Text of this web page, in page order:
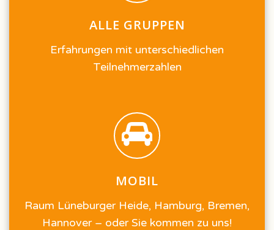
ALLE GRUPPEN
Erfahrungen mit unterschiedlichen
Teilnehmerzahlen
MOBIL
Raum Lüneburger Heide, Hamburg, Bremen,
Hannover – oder Sie kommen zu uns!